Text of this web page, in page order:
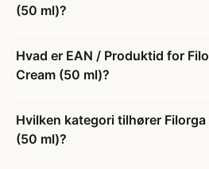
(50 ml)?
Hvad er EAN / Produktid for
Cream (50 ml)?
Hvilken kategori tilhører
(50 ml)?